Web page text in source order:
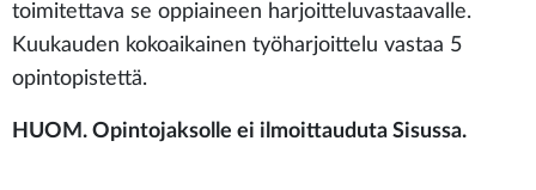
toimitettava se oppiaineen harjoitteluvastaavalle.
Kuukauden kokoaikainen työharjoittelu vastaa 5
opintopistettä.
HUOM. Opintojaksolle ei ilmoittauduta Sisussa.